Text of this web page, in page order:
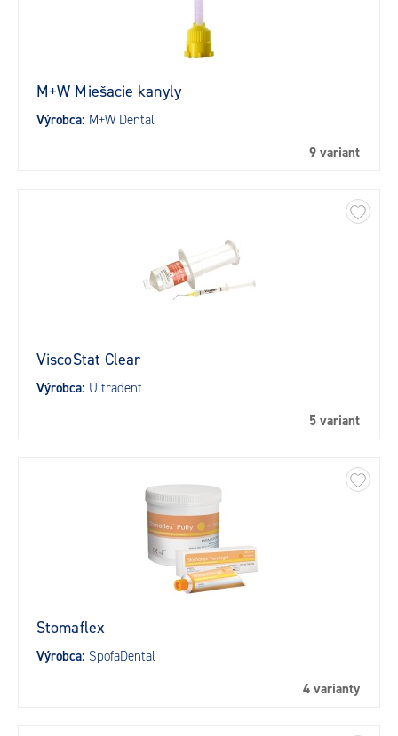
M+W Miešacie kanyly
Výrobca: M+W Dental
9 variant
ViscoStat Clear
Výrobca: Ultradent
5 variant
Stomaflex
Výrobca: SpofaDental
4 varianty